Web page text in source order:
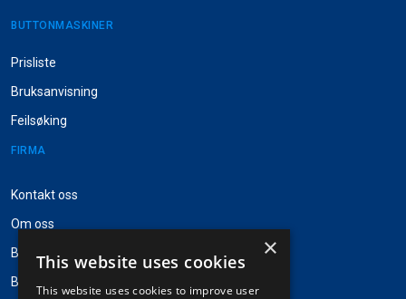
BUTTONMASKINER
Prisliste
Bruksanvisning
Feilsøking
FIRMA
Kontakt oss
Om oss
Besøk Pinpops®
Badgestock navneskilter
×
This website uses cookies
This website uses cookies to improve user